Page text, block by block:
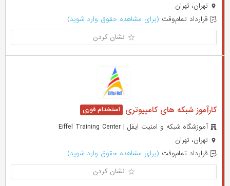
تهران، تهران
قرارداد تمام‌وقت (برای مشاهده حقوق وارد شوید)
نشان کردن
کارآموز شبکه های کامپیوتری
آموزشگاه شبکه و امنیت ایفل | Eiffel Training Center
تهران، تهران
قرارداد تمام‌وقت (برای مشاهده حقوق وارد شوید)
نشان کردن